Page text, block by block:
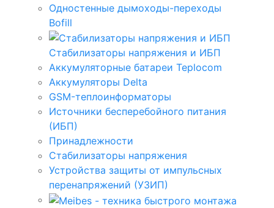
Одностенные дымоходы-переходы
Bofill
Стабилизаторы напряжения и ИБП
Аккумуляторные батареи Teplocom
Аккумуляторы Delta
GSM-теплоинформаторы
Источники бесперебойного питания
(ИБП)
Принадлежности
Стабилизаторы напряжения
Устройства защиты от импульсных
перенапряжений (УЗИП)